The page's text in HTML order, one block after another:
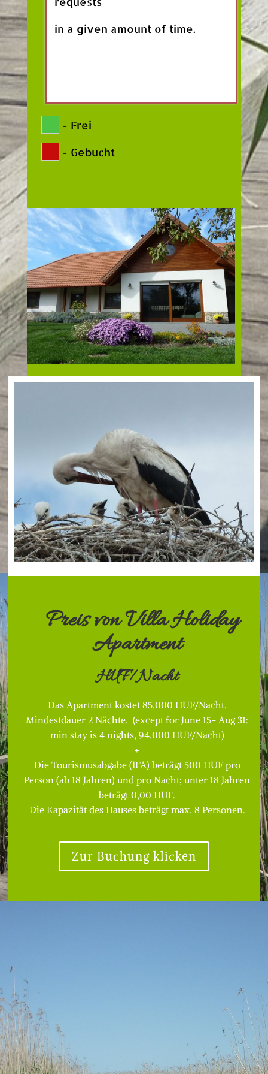
in a given amount of time.
- Frei
- Gebucht
Preis von Villa Holiday
Apartment
HUF/Nacht
Das Apartment kostet 85.000 HUF/Nacht.
Mindestdauer 2 Nächte. (except for June 15- Aug 31:
min stay is 4 nights, 94.000 HUF/Nacht)
+
Die Tourismusabgabe (IFA) beträgt 500 HUF pro
Person (ab 18 Jahren) und pro Nacht; unter 18 Jahren
beträgt 0,00 HUF.
Die Kapazität des Hauses beträgt max. 8 Personen.
Zur Buchung klicken